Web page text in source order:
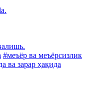
#меъёр ва меъёрсизлик
ва зарар ҳақида